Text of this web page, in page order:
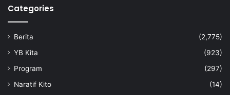
a
Categories
Berita
(2,775)
YB Kita
(923)
Program
(297)
Naratif Kito
(14)